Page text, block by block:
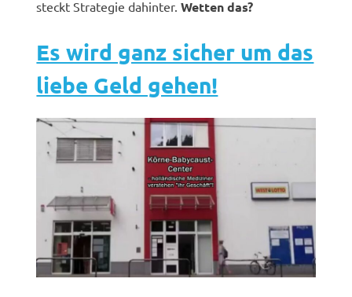
steckt Strategie dahinter.Wetten das?
Es wird ganz sicher um das
liebe Geld gehen!